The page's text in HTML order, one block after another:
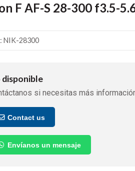
F AF-S 28-300 f3.5-
NIK-28300
disponible
si necesitas más
Contact us
Envíanos un mensaje